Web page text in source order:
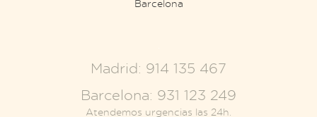
Barcelona
Madrid: 914 135 467
Barcelona: 931 123 249
Atendemos urgencias las 24h.